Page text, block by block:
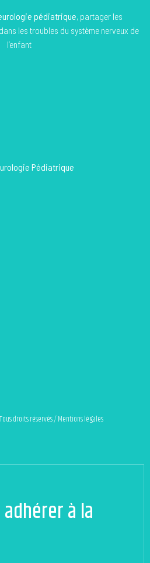
pédiatrique, partager les
les troubles du système nerveux de
l’enfant
Pédiatrique
droits réservés / Mentions légales
à la